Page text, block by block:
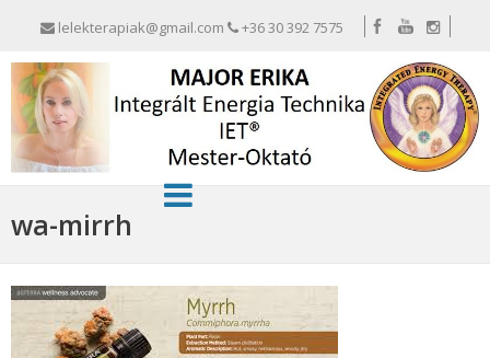
lelekterapiak@gmail.com +36 30 392 7575
wa-mirrh